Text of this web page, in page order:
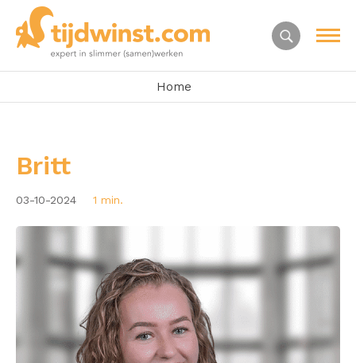
Home
Britt
03-10-2024 1 min.